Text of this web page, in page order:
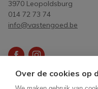
3970 Leopoldsburg
014 72 73 74
info@vastengoed.be
Over de cookies op